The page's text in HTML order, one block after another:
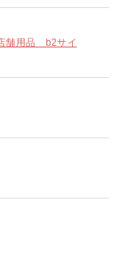
舗用品 b2サイ